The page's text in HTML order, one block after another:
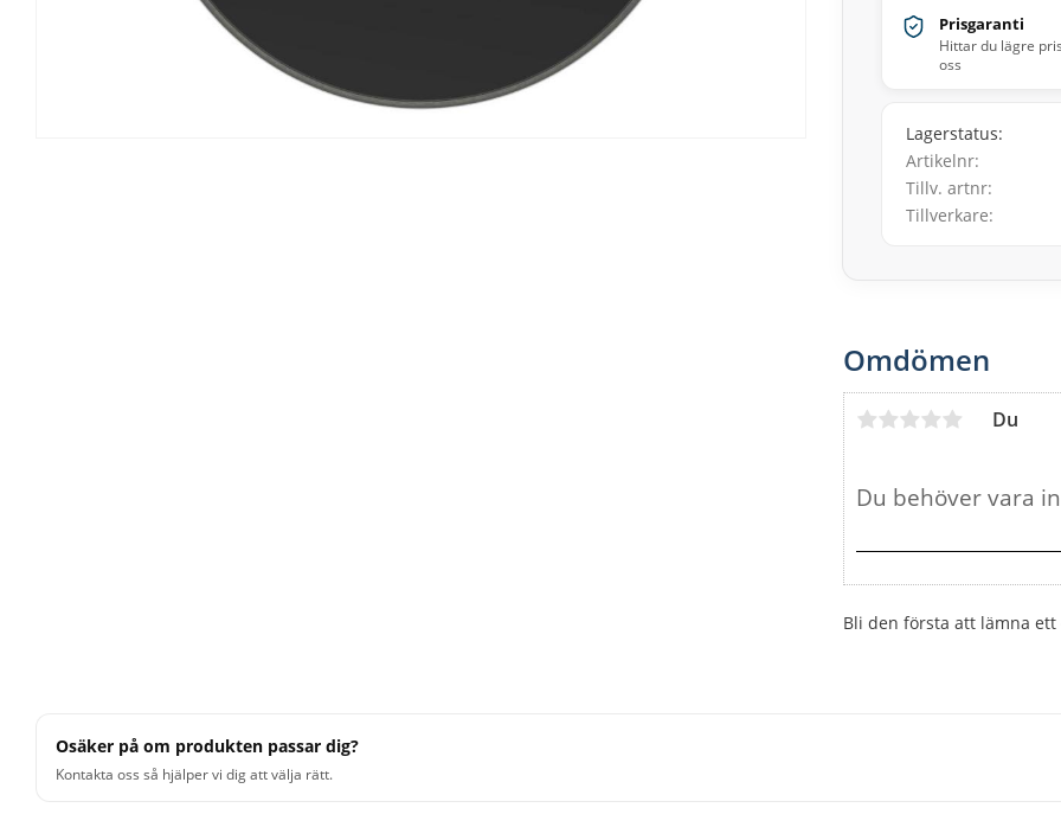
Prisgaranti
Hittar du lägre
oss
Lagerstatus
Artikelnr
Tillv. artnr
Tillverkare
Omdömen
Du
Bli den första att lämna ett
Osäker på om produkten passar dig?
Kontakta oss så hjälper vi dig att välja rätt.